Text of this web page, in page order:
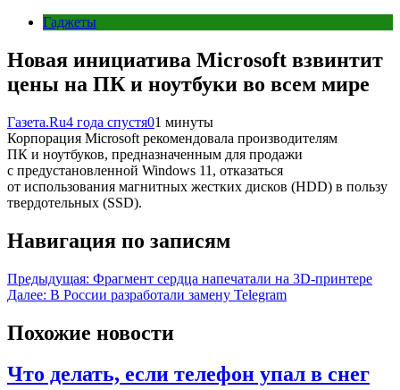
Гаджеты
Новая инициатива Microsoft взвинтит
цены на ПК и ноутбуки во всем мире
Газета.Ru4 года спустя01 минуты
Корпорация Microsoft рекомендовала производителям
ПК и ноутбуков, предназначенным для продажи
с предустановленной Windows 11, отказаться
от использования магнитных жестких дисков (HDD) в пользу
твердотельных (SSD).
Навигация по записям
Предыдущая: Фрагмент сердца напечатали на 3D-принтере
Далее: В России разработали замену Telegram
Похожие новости
Что делать, если телефон упал в снег